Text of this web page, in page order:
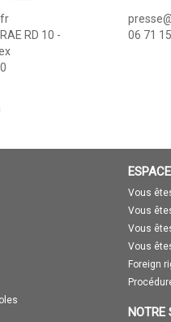
RD 10 -
06 71
Vous
Vous
Vous
Vous
Foreign
NOTRE